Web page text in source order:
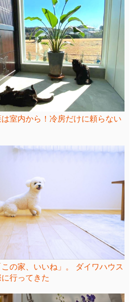
室内から！冷房だけに頼らない
の家、いいね」。 ダイワハウス
行ってきた